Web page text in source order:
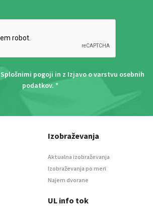
Splošnimi pogoji in z Izjavo o varstvu osebnih
podatkov. *
Izobraževanja
Aktualna izobraževanja
Izobraževanja po meri
Najem dvorane
UL info tok